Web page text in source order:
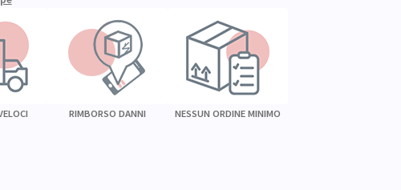
RIMBORSO DANNI NESSUN ORDINE MINIMO